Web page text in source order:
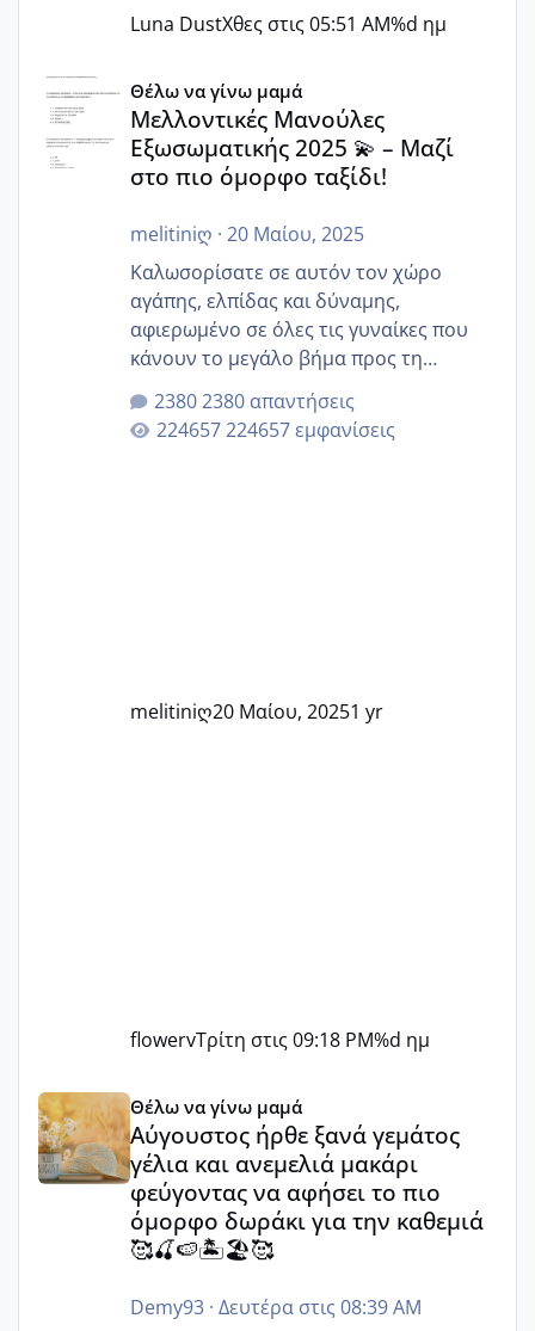
Luna DustΧθες στις 05:51 AM%d ημ
Μελλοντικές Μανούλες Εξωσωματικής 2025 💫 – Μαζί
Θέλω να γίνω μαμά
Μελλοντικές Μανούλες
Εξωσωματικής 2025 💫 – Μαζί
στο πιο όμορφο ταξίδι!
melitiniღ · 20 Μαίου, 2025
Καλωσορίσατε σε αυτόν τον χώρο
αγάπης, ελπίδας και δύναμης,
αφιερωμένο σε όλες τις γυναίκες που
κάνουν το μεγάλο βήμα προς τη
μητρότητα μέσω εξωσωματικής το 2025.
Εδώ θα μοιραστούμε αγωνίες, χαρές,
εμπειρίες και κάθε μικρή ή μεγάλη
2380 απαντήσεις
224657 εμφανίσεις
melitiniღ20 Μαίου, 20251 yr
flowervΤρίτη στις 09:18 PM%d ημ
Αύγουστος ήρθε ξανά γεμάτος γέλια και ανεμελιά
Θέλω να γίνω μαμά
Αύγουστος ήρθε ξανά γεμάτος
γέλια και ανεμελιά μακάρι
φεύγοντας να αφήσει το πιο
όμορφο δωράκι για την καθεμιά
🥰🍒🍉🏝️🏖️🥰
Demy93· Δευτέρα στις 08:39 AM